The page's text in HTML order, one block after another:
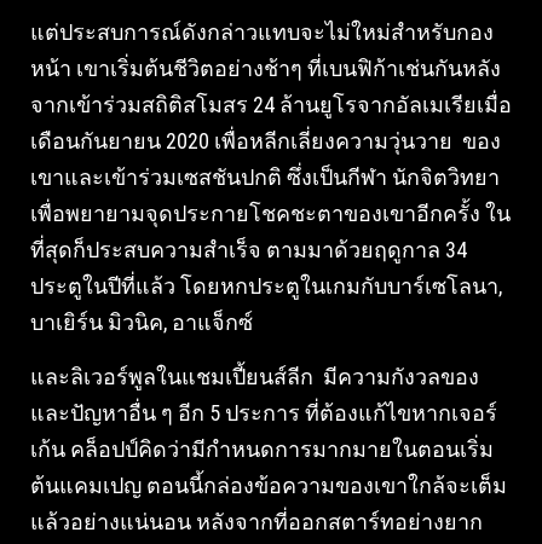
แต่ประสบการณ์ดังกล่าวแทบจะไม่ใหม่สำหรับกอง
หน้า เขาเริ่มต้นชีวิตอย่างช้าๆ ที่เบนฟิก้าเช่นกันหลัง
จากเข้าร่วมสถิติสโมสร 24 ล้านยูโรจากอัลเมเรียเมื่อ
เดือนกันยายน 2020 เพื่อหลีกเลี่ยงความวุ่นวาย ของ
เขาและเข้าร่วมเซสชันปกติ ซึ่งเป็นกีฬา นักจิตวิทยา
เพื่อพยายามจุดประกายโชคชะตาของเขาอีกครั้ง ใน
ที่สุดก็ประสบความสำเร็จ ตามมาด้วยฤดูกาล 34
ประตูในปีที่แล้ว โดยหกประตูในเกมกับบาร์เซโลนา,
บาเยิร์น มิวนิค, อาแจ็กซ์
และลิเวอร์พูลในแชมเปี้ยนส์ลีก มีความกังวลของ
และปัญหาอื่น ๆ อีก 5 ประการ ที่ต้องแก้ไขหากเจอร์
เก้น คล็อปป์คิดว่ามีกำหนดการมากมายในตอนเริ่ม
ต้นแคมเปญ ตอนนี้กล่องข้อความของเขาใกล้จะเต็ม
แล้วอย่างแน่นอน หลังจากที่ออกสตาร์ทอย่างยาก